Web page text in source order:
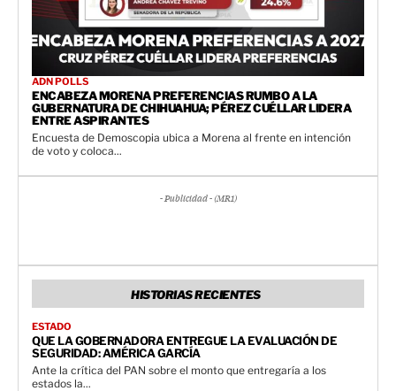
ADN POLLS
ENCABEZA MORENA PREFERENCIAS RUMBO A LA
GUBERNATURA DE CHIHUAHUA; PÉREZ CUÉLLAR LIDERA
ENTRE ASPIRANTES
Encuesta de Demoscopia ubica a Morena al frente en intención
de voto y coloca...
- Publicidad - (MR1)
HISTORIAS RECIENTES
ESTADO
QUE LA GOBERNADORA ENTREGUE LA EVALUACIÓN DE
SEGURIDAD: AMÉRICA GARCÍA
Ante la crítica del PAN sobre el monto que entregaría a los
estados la...